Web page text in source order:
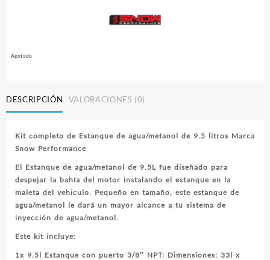
Agotado
DESCRIPCIÓN VALORACIONES (0)
Kit completo de Estanque de agua/metanol de 9.5 litros Marca
Snow Performance
El Estanque de agua/metanol de 9.5L fue diseñado para
despejar la bahía del motor instalando el estanque en la
maleta del vehiculo. Pequeño en tamaño, este estanque de
agua/metanol le dará un mayor alcance a tu sistema de
inyección de agua/metanol.
Este kit incluye:
1x 9.5l Estanque con puerto 3/8″ NPT: Dimensiones: 33l x